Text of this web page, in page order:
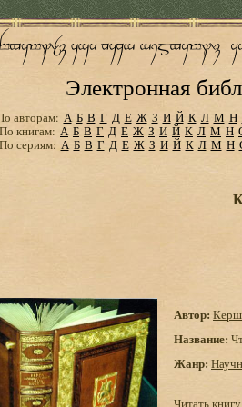
Электронная
авторам: А Б В Г Д Е Ж З И Й К Л М Н
По книгам: А Б В Г Д Е Ж З И Й К Л М Н
По сериям: А Б В Г Д Е Ж З И Й К Л М Н
Автор:
Название:
Жанр:
Читать